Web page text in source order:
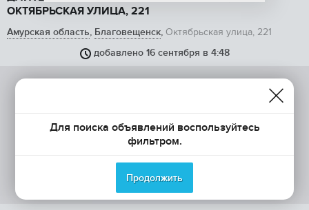
ОКТЯБРЬСКАЯ УЛИЦА, 221
Амурская область, Благовещенск, Октябрьская улица, 221
добавлено 16 сентября в 4:48
Для поиска объявлений воспользуйтесь
фильтром.
Продолжить